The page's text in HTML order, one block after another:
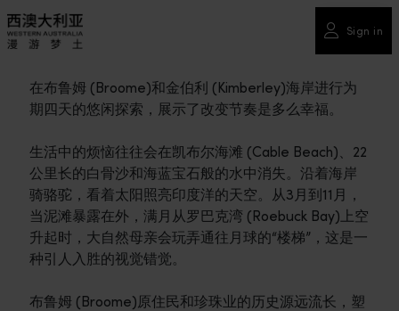
Sign in
在布鲁姆 (Broome)和金伯利 (Kimberley)海岸进行为
期四天的悠闲探索，展示了改变节奏是多么幸福。
生活中的烦恼往往会在凯布尔海滩 (Cable Beach)、22
公里长的白骨沙和海蓝宝石般的水中消失。沿着海岸
骑骆驼，看着太阳照亮印度洋的天空。从3月到11月，
当泥滩暴露在外，满月从罗巴克湾 (Roebuck Bay)上空
升起时，大自然母亲会玩弄通往月球的“楼梯”，这是一
种引人入胜的视觉错觉。
布鲁姆 (Broome)原住民和珍珠业的历史源远流长，塑